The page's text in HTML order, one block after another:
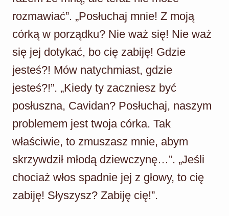
rozmawiać”. „Posłuchaj mnie! Z moją
córką w porządku? Nie waż się! Nie waż
się jej dotykać, bo cię zabiję! Gdzie
jesteś?! Mów natychmiast, gdzie
jesteś?!”. „Kiedy ty zaczniesz być
posłuszna, Cavidan? Posłuchaj, naszym
problemem jest twoja córka. Tak
właściwie, to zmuszasz mnie, abym
skrzywdził młodą dziewczynę…”. „Jeśli
chociaż włos spadnie jej z głowy, to cię
zabiję! Słyszysz? Zabiję cię!”.